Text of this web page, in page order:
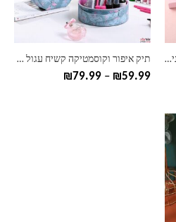
תיק איפור וקוסמטיקה קשיח מלבני – 3 קומות – מבחר הדפסים תיק איפור וקוסמטיקה קשיח עגול – מבחר הדפסים
₪59.99
–
₪79.99
לבחור
את
האפשרויות